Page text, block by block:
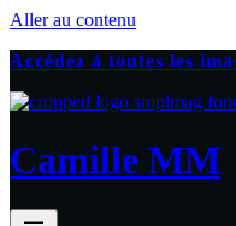
Aller au contenu
Accédez à toutes les
Camille MM